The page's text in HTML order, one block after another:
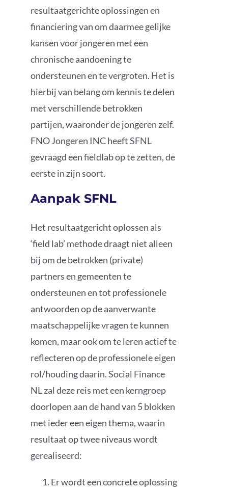
resultaatgerichte oplossingen en
financiering van om daarmee gelijke
kansen voor jongeren met een
chronische aandoening te
ondersteunen en te vergroten. Het is
hierbij van belangom kennis te delen
met verschillende betrokken
partijen, waaronder de jongeren zelf.
FNO Jongeren INC heeft SFNL
gevraagd eenfieldlabop te zetten, de
eerste in zijn soort.
Aanpak SFNL
Het resultaatgericht oplossen als
‘field lab’ methode draagt niet alleen
bij om de betrokken (private)
partners en gemeenten te
ondersteunen en tot professionele
antwoorden op de aanverwante
maatschappelijke vragen te kunnen
komen, maar ook om te leren actief te
reflecteren op de professionele eigen
rol/houding daarin. Social Finance
NL zal deze reis met een kerngroep
doorlopen aan de hand van 5 blokken
met ieder een eigen thema, waarin
resultaat op twee niveaus wordt
gerealiseerd:
Er wordt een concrete oplossing